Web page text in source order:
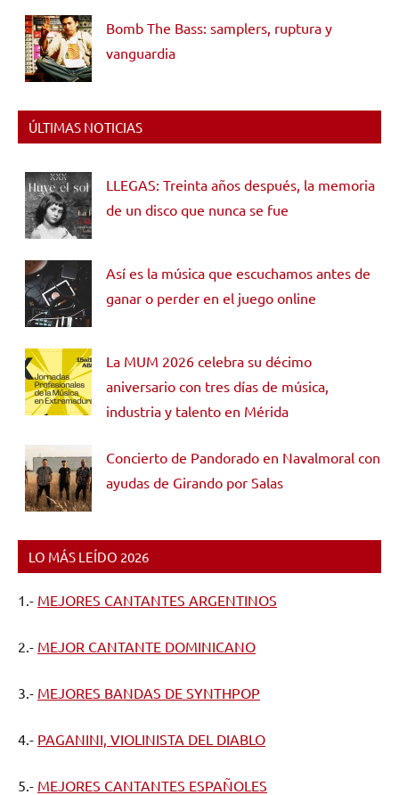
Bomb The Bass: samplers, ruptura y
vanguardia
ÚLTIMAS NOTICIAS
LLEGAS: Treinta años después, la memoria
de un disco que nunca se fue
Así es la música que escuchamos antes de
ganar o perder en el juego online
La MUM 2026 celebra su décimo
aniversario con tres días de música,
industria y talento en Mérida
Concierto de Pandorado en Navalmoral con
ayudas de Girando por Salas
LO MÁS LEÍDO 2026
1.- MEJORES CANTANTES ARGENTINOS
2.- MEJOR CANTANTE DOMINICANO
3.- MEJORES BANDAS DE SYNTHPOP
4.- PAGANINI, VIOLINISTA DEL DIABLO
5.- MEJORES CANTANTES ESPAÑOLES